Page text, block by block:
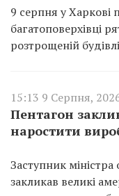
9 серпня у Харкові
багатоповерхівці
розтрощеній
15:13 9 Серпня,
Пентагон
наростити
Заступник
закликав великі